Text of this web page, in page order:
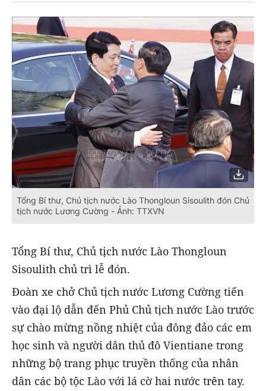
Tổng Bí thư, Chủ tịch nước Lào Thongloun Sisoulith đón Chủ
tịch nước Lương Cường - Ảnh: TTXVN
Tổng Bí thư, Chủ tịch nước Lào Thongloun
Sisoulith chủ trì lễ đón.
Đoàn xe chở Chủ tịch nước Lương Cường tiến
vào đại lộ dẫn đến Phủ Chủ tịch nước Lào trước
sự chào mừng nồng nhiệt của đông đảo các em
học sinh và người dân thủ đô Vientiane trong
những bộ trang phục truyền thống của nhân
dân các bộ tộc Lào với lá cờ hai nước trên tay.